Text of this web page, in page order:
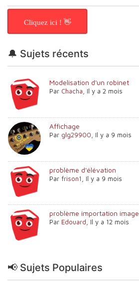
Cliquez ici ! 👋
🔔 Sujets récents
Modelisation d'un robinet
Par Chacha Il y a 2 mois
Affichage
Par glg29900 Il y a 9 mois
problème d'élévation
Par frison1 Il y a 9 mois
problème importation image
Par Edouard, Il y a 12 mois
📢 Sujets Populaires